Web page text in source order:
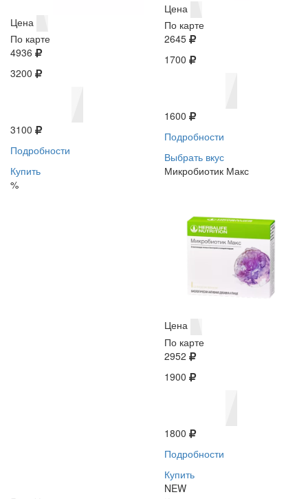
Цена
По карте
4936
3200
3100
Подробности
Купить
%
Цена
По карте
2645
1700
1600
Подробности
Выбрать вкус
Микробиотик Макс
Цена
По карте
2952
1900
1800
Подробности
Купить
NEW